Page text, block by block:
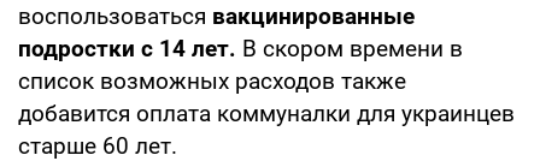
воспользоваться вакцинированные
подростки с 14 лет. В скором времени в
список возможных расходов также
добавится оплата коммуналки для украинцев
старше 60 лет.